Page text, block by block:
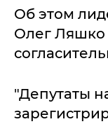
Об этом
Олег Ляшко
"Депутаты